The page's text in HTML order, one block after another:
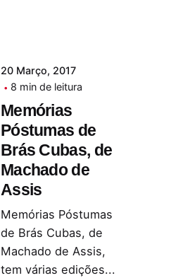
20 Março, 2017
8 min de leitura
Memórias
Póstumas de
Brás Cubas, de
Machado de
Assis
Memórias Póstumas
de Brás Cubas, de
Machado de Assis,
tem várias edições...